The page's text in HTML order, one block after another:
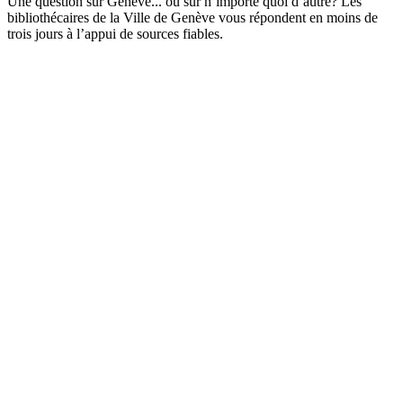
bibliothécaires de la Ville de Genève vous répondent en moins de
trois jours à l’appui de sources fiables.